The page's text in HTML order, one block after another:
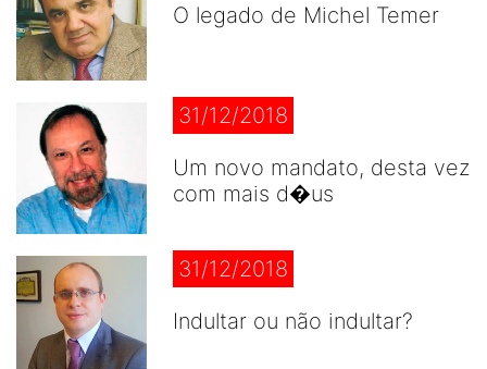
O legado de Michel Temer
31/12/2018
Um novo mandato, desta vez
com mais d�us
31/12/2018
Indultar ou não indultar?